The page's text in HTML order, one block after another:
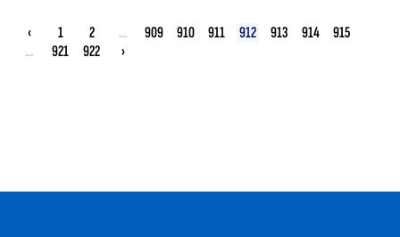
‹ 1 2 ... 909 910 911 912 913 914
915
...
921 922 ›